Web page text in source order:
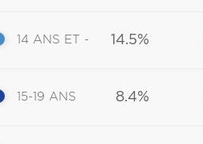
14 ANS ET - 14.5%
15-19 ANS 8.4%